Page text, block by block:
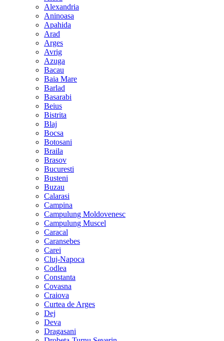
Alexandria
Aninoasa
Apahida
Arad
Arges
Avrig
Azuga
Bacau
Baia Mare
Barlad
Basarabi
Beius
Bistrita
Blaj
Bocsa
Botosani
Braila
Brasov
Bucuresti
Busteni
Buzau
Calarasi
Campina
Campulung Moldovenesc
Campulung Muscel
Caracal
Caransebes
Carei
Cluj-Napoca
Codlea
Constanta
Covasna
Craiova
Curtea de Arges
Dej
Deva
Dragasani